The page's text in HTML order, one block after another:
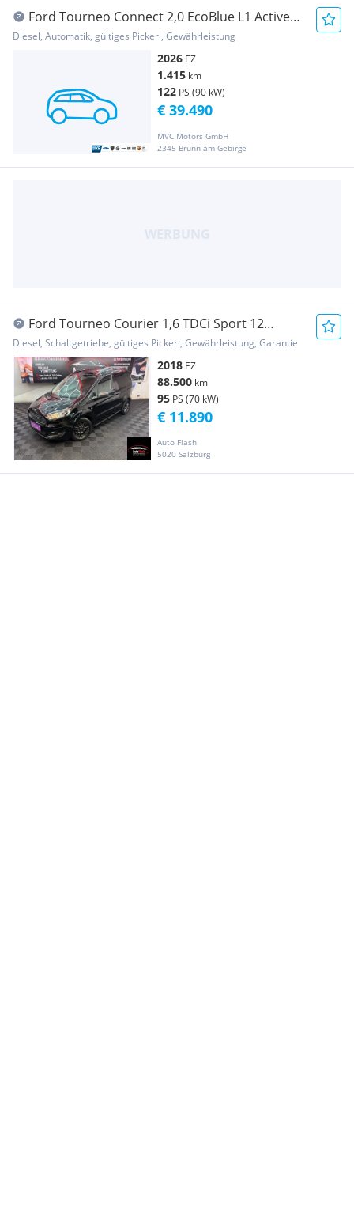
Ford Tourneo Connect 2,0 EcoBlue L1 Active
Aut.
Diesel, Automatik, gültiges Pickerl, Gewährleistung
2026 EZ
1.415 km
122 PS (90 kW)
MVC Motors GmbH
2345 Brunn am Gebirge
€ 39.490
Ford Tourneo Courier 1,6 TDCi Sport 12
Monate Garantie!
Diesel, Schaltgetriebe, gültiges Pickerl, Gewährleistung, Garantie
2018 EZ
88.500 km
95 PS (70 kW)
Auto Flash
5020 Salzburg
€ 11.890